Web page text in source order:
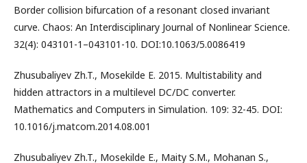
Border collision bifurcation of a resonant closed invariant
curve. Chaos: An Interdisciplinary Journal of Nonlinear Science.
32(4): 043101-1–043101-10. DOI:10.1063/5.0086419
Zhusubaliyev Zh.T., Mosekilde E. 2015. Multistability and
hidden attractors in a multilevel DC/DC converter.
Mathematics and Computers in Simulation. 109: 32-45. DOI:
10.1016/j.matcom.2014.08.001
Zhusubaliyev Zh.T., Mosekilde E., Maity S.M., Mohanan S.,